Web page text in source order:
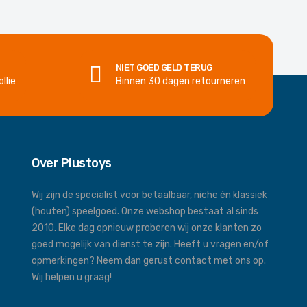
NIET GOED GELD TERUG
Binnen 30 dagen retourneren
Over Plustoys
Wij zijn de specialist voor betaalbaar, niche én klassiek
(houten) speelgoed. Onze webshop bestaat al sinds
2010. Elke dag opnieuw proberen wij onze klanten zo
goed mogelijk van dienst te zijn. Heeft u vragen en/of
opmerkingen? Neem dan gerust contact met ons op.
Wij helpen u graag!